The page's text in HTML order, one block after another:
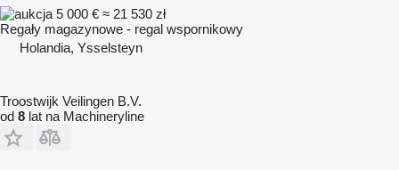
5 000 € ≈ 21 530 zł
Regały magazynowe - regal wspornikowy
Holandia, Ysselsteyn
Troostwijk Veilingen B.V.
od 8 lat na Machineryline